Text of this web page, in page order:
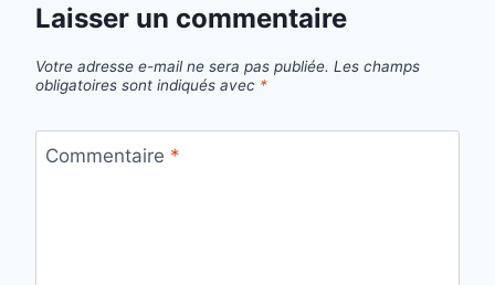
Laisser un commentaire
Votre adresse e-mail ne sera pas publiée. Les champs
obligatoires sont indiqués avec *
Commentaire *